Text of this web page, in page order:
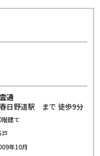
通
日野道駅 まで 徒歩9分
階建て
戸
年10月